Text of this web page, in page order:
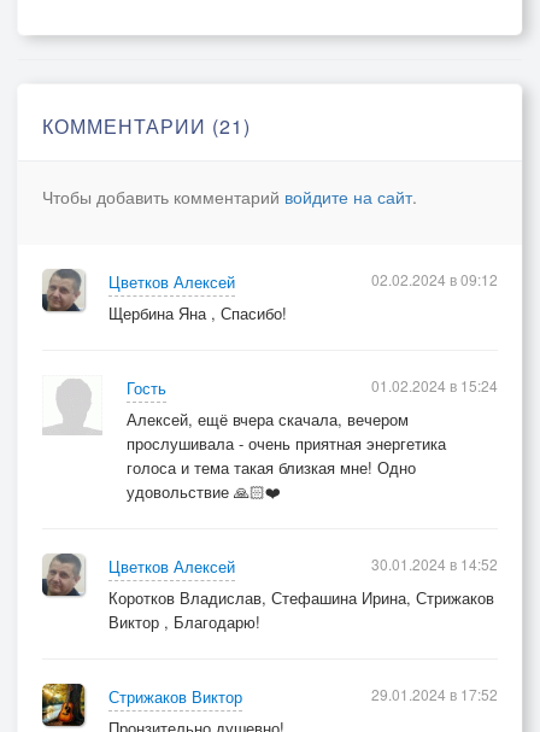
КОММЕНТАРИИ (21)
Чтобы добавить комментарий войдите на сайт.
Цветков Алексей
Щербина Яна , Спасибо!
02.02.2024 в 09:12
Гость
Алексей, ещё вчера скачала, вечером
прослушивала - очень приятная энергетика
голоса и тема такая близкая мне! Одно
удовольствие 🙏🏻❤️
01.02.2024 в 15:24
Цветков Алексей
Коротков Владислав, Стефашина Ирина, Стрижаков
Виктор , Благодарю!
30.01.2024 в 14:52
Стрижаков Виктор
29.01.2024 в 17:52